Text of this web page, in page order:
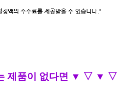
품이 없다면 ▼ ▽ ▼ ▽